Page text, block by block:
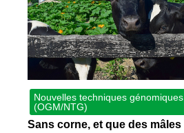
Nouvelles techniques génomiques
(OGM/NTG)
Sans corne, et que des mâles